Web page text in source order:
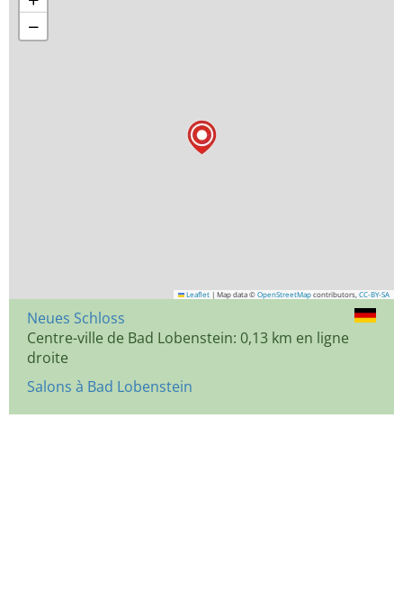
−
Leaflet | Map data © OpenStreetMap contributors, CC-BY-SA
Neues Schloss
Centre-ville de Bad Lobenstein: 0,13 km en ligne
droite
Salons à Bad Lobenstein